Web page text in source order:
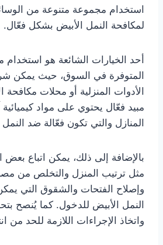
استخدام مجموعة متنوعة من
لمكافحة النمل الأبيض بشكل فعّال.
أحد الخيارات الشائعة هو استخدام
المتوفرة في السوق، حيث يمكن
الأدوات المنزلية أو محلات مكافحة
مبيد فعّال يحتوي على مواد
المنازل والتي تكون فعّالة ضد النمل
بالإضافة إلى ذلك، يمكن اتباع بعض
مثل ترتيب المنزل والتخلص من
وإصلاح الفتحات والشقوق التي
النمل الأبيض للدخول. كما يُنصح
واتخاذ الإجراءات اللازمة للحد من